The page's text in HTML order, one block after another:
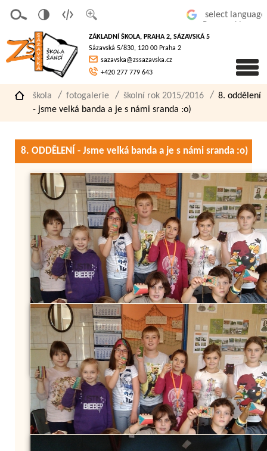
písmo
á
verze
pro
slaboz
raké
ZÁKLADNÍ ŠKOLA, PRAHA 2, SÁZAVSKÁ 5
Sázavská 5/830, 120 00 Praha 2
sazavska@zssazavska.cz
+420 277 779 643
škola fotogalerie školní rok 2015/2016
8. oddělení
- jsme velká banda a je s námi sranda :o)
8. ODDĚLENÍ - Jsme velká banda a je s námi sranda :o)